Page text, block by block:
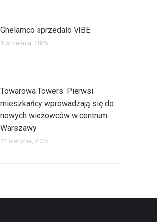
Ghelamco sprzedało VIBE
1 września, 2025
Towarowa Towers. Pierwsi
mieszkańcy wprowadzają się do
nowych wieżowców w centrum
Warszawy
21 sierpnia, 2025